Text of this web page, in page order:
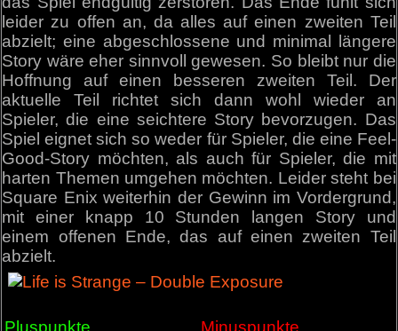
leider zu offen an, da alles auf einen zweiten Teil
abzielt; eine abgeschlossene und minimal längere
Story wäre eher sinnvoll gewesen. So bleibt nur die
Hoffnung auf einen besseren zweiten Teil. Der
aktuelle Teil richtet sich dann wohl wieder an
Spieler, die eine seichtere Story bevorzugen. Das
Spiel eignet sich so weder für Spieler, die eine Feel-
Good-Story möchten, als auch für Spieler, die mit
harten Themen umgehen möchten. Leider steht bei
Square Enix weiterhin der Gewinn im Vordergrund,
mit einer knapp 10 Stunden langen Story und
einem offenen Ende, das auf einen zweiten Teil
abzielt.
Pluspunkte Minuspunkte